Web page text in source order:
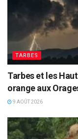
TARBES
Tarbes et les
orange aux
9 AOÛT 2026